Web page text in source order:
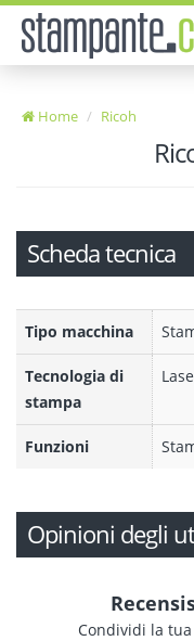
Home Ricoh
Scheda tecnica
Tipo macchina
Tecnologia di
stampa
Funzioni
Opinioni degli
Condividi la